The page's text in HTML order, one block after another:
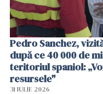
Pedro Sanchez,
după ce 40 000 de
teritoriul spaniol:
resursele"
31 IULIE 2026